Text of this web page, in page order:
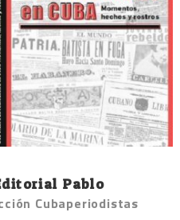
Pablo
Cubaperiodistas